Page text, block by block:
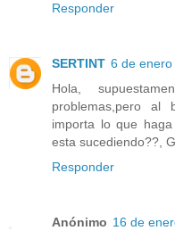
Responder
SERTINT 6 de
Hola,
problemas,pero al
importa lo que
esta sucediendo??,
Responder
Anónimo 16 de